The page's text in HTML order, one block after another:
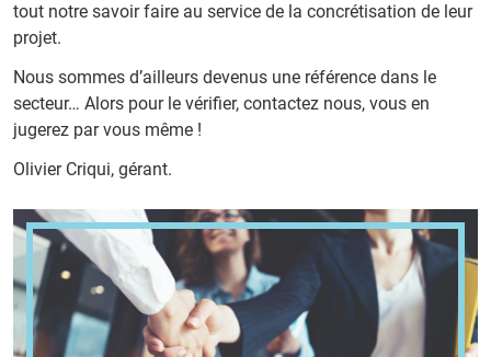
tout notre savoir faire au service de la concrétisation de leur
projet.
Nous sommes d’ailleurs devenus une référence dans le
secteur… Alors pour le vérifier, contactez nous, vous en
jugerez par vous même !
Olivier Criqui, gérant.